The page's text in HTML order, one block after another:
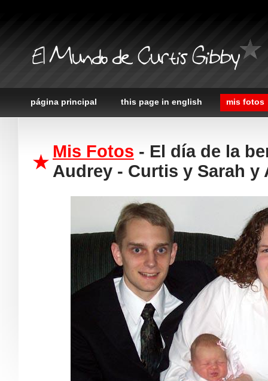
El Mundo de Curtis Gibby
página principal this page in english mis fotos
Mis Fotos - El dí­a de la
Audrey - Curtis y Sarah y